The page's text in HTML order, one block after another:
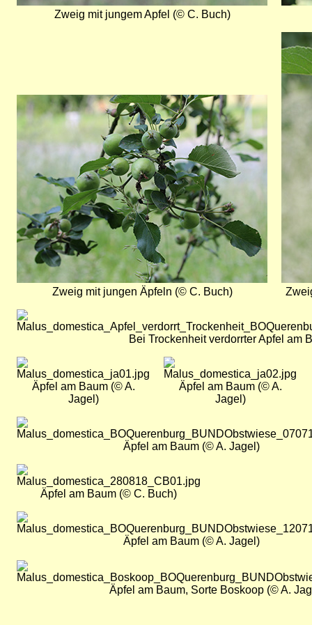
Zweig mit jungem Apfel (© C. Buch)
Bild
Zweig mit jungen Äpfeln (© C. Buch)
Bild
Bei Trockenheit verdorrter Apfel am
Bild
Äpfel am Baum (© A.
Jagel)
Bild
Äpfel am Baum (© A.
Jagel)
Bild
Äpfel am Baum (© A. Jagel)
Bild
Äpfel am Baum (© C. Buch)
Bild
Äpfel am Baum (© A. Jagel)
Bild
Äpfel am Baum, Sorte Boskoop (© A.